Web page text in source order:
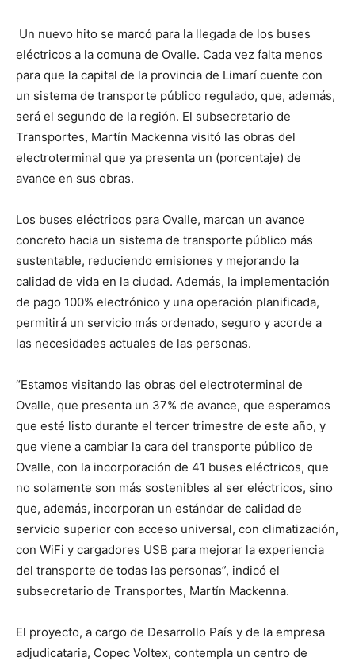
Un nuevo hito se marcó para la llegada de los buses
eléctricos a la comuna de Ovalle. Cada vez falta menos
para que la capital de la provincia de Limarí cuente con
un sistema de transporte público regulado, que, además,
será el segundo de la región. El subsecretario de
Transportes, Martín Mackenna visitó las obras del
electroterminal que ya presenta un (porcentaje) de
avance en sus obras.
Los buses eléctricos para Ovalle, marcan un avance
concreto hacia un sistema de transporte público más
sustentable, reduciendo emisiones y mejorando la
calidad de vida en la ciudad. Además, la implementación
de pago 100% electrónico y una operación planificada,
permitirá un servicio más ordenado, seguro y acorde a
las necesidades actuales de las personas.
“Estamos visitando las obras del electroterminal de
Ovalle, que presenta un 37% de avance, que esperamos
que esté listo durante el tercer trimestre de este año, y
que viene a cambiar la cara del transporte público de
Ovalle, con la incorporación de 41 buses eléctricos, que
no solamente son más sostenibles al ser eléctricos, sino
que, además, incorporan un estándar de calidad de
servicio superior con acceso universal, con climatización,
con WiFi y cargadores USB para mejorar la experiencia
del transporte de todas las personas”, indicó el
subsecretario de Transportes, Martín Mackenna.
El proyecto, a cargo de Desarrollo País y de la empresa
adjudicataria, Copec Voltex, contempla un centro de